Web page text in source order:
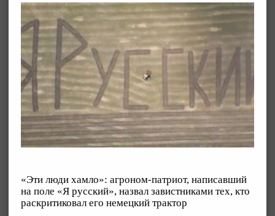
«Эти люди хамло»: агроном-патриот, написавший
на поле «Я русский», назвал завистниками тех, кто
раскритиковал его немецкий трактор